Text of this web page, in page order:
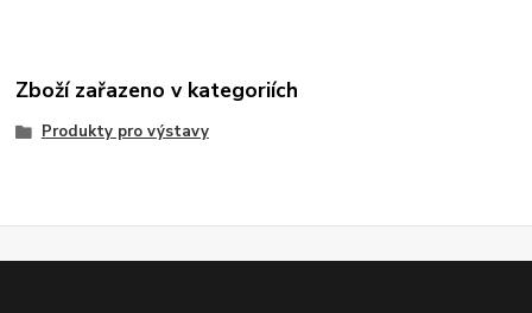
Zboží zařazeno v kategoriích
Produkty pro výstavy